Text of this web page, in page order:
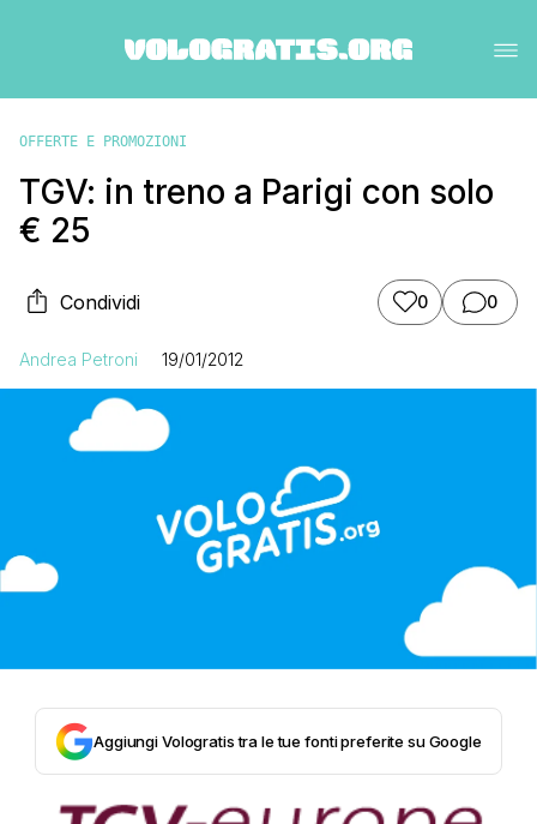
OFFERTE E PROMOZIONI
TGV: in treno a Parigi con solo
€ 25
Condividi 0 0
Andrea Petroni 19/01/2012
Aggiungi Vologratis tra le tue fonti preferite su Google